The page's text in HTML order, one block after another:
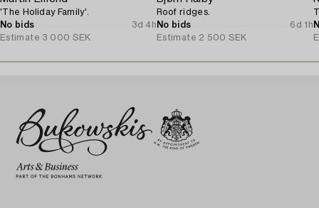
'The Holiday Family'.
No bids
3d 4h
Estimate 3 000 SEK
Roof ridges.
No bids
6d 1h
Estimate 2 500 SEK